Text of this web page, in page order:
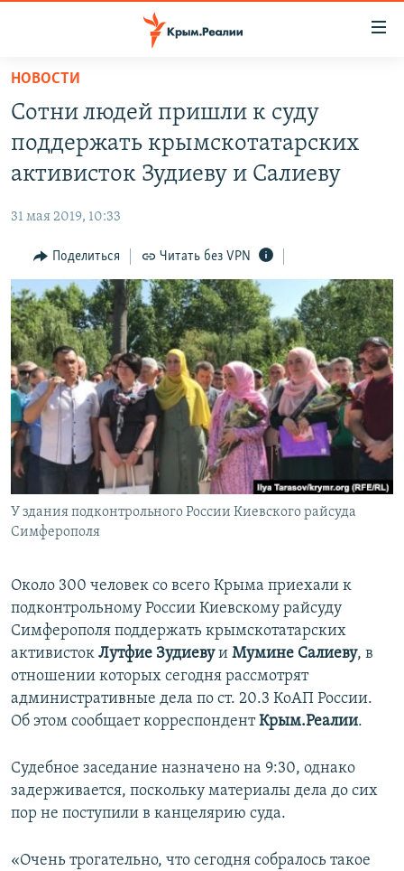
Вернуться
основному
содержанию
главной
Вернутся
поиску
СПЕЦПРОЕКТЫ
11 ЛЕТ ОККУПАЦИИ КРЫМА. 11 ИСТОРИЙ СОПРОТИВЛЕНИЯ
ЕЩЕ
ИНТЕРАКТИВ
ИНФОГРАФИКА
ТЕЛЕПРОЕКТ КРЫМ.РЕАЛИИ
СОВЕТЫ ПРАВОЗАЩИТНИКОВ
ПРОПАВШИЕ БЕЗ ВЕСТИ
ПОБЕДИТЕЛЕЙ НЕ СУДЯТ?
КРЫМ.НЕПОКОРЕННЫЙ
УКРАИНСКАЯ ПРОБЛЕМА КРЫМА
РАДІО СВОБОДА
КАК ОБОЙТИ БЛОКИРОВКУ
Українською
Qırımtatar
ПРИСОЕДИНЯЙТЕСЬ!
Все сайты RFE/RL
НОВОСТИ
Сотни людей пришли к суду
поддержать крымскотатарских
активисток Зудиеву и Салиеву
31 мая 2019, 10:33
Поделиться Читать без VPN
У здания подконтрольного России Киевского райсуда
Симферополя
Около 300 человек со всего Крыма приехали к
подконтрольному России Киевскому райсуду
Симферополя поддержать крымскотатарских
активисток Лутфие Зудиевуи Мумине Салиеву, в
отношении которых сегодня рассмотрят
административные дела по ст. 20.3 КоАП России.
Об этом сообщает корреспондентКрым.Реалии.
Судебное заседание назначено на 9:30, однако
задерживается, поскольку материалы дела до сих
пор не поступили в канцелярию суда.
«Очень трогательно, что сегодня собралось такое